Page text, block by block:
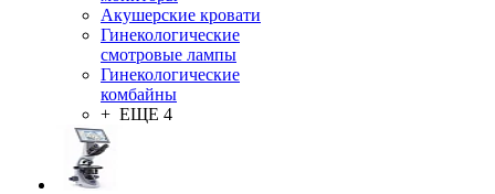
Акушерские кровати
Гинекологические
смотровые лампы
Гинекологические
комбайны
+ ЕЩЕ 4